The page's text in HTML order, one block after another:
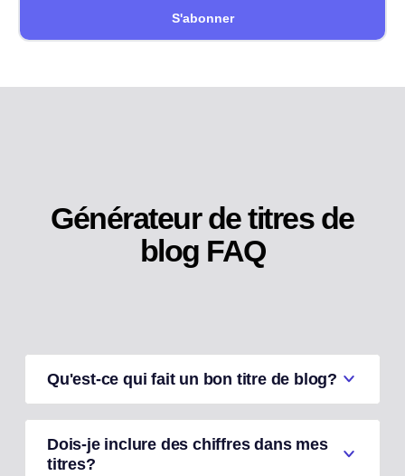
S'abonner
Générateur de titres de
blog FAQ
Qu'est-ce qui fait un bon titre de blog?
Dois-je inclure des chiffres dans mes
titres?